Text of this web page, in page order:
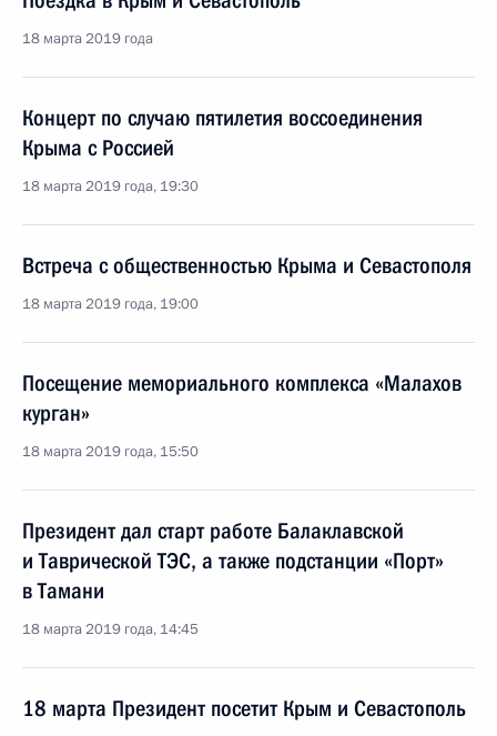
18 марта 2019 года
Концерт по случаю пятилетия воссоединения
Крыма с Россией
18 марта 2019 года, 19:30
Встреча с общественностью Крыма и Севастополя
18 марта 2019 года, 19:00
Посещение мемориального комплекса «Малахов
курган»
18 марта 2019 года, 15:50
Президент дал старт работе Балаклавской
и Таврической ТЭС, а также подстанции «Порт»
в Тамани
18 марта 2019 года, 14:45
18 марта Президент посетит Крым и Севастополь